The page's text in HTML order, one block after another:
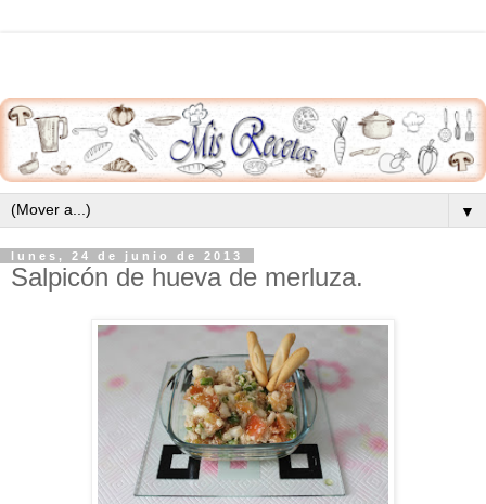
▼
lunes, 24 de junio de 2013
Salpicón de hueva de merluza.